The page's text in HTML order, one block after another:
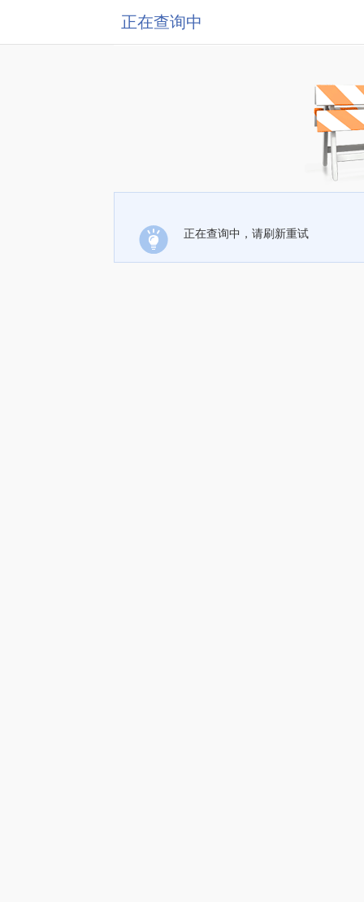
正在查询中
正在查询中，请刷新重试